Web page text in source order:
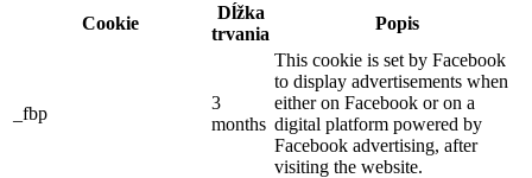
Cookie
Dĺžka
trvania
Popis
_fbp
3
months
This cookie is set by Facebook
to display advertisements when
either on Facebook or on a
digital platform powered by
Facebook advertising, after
visiting the website.